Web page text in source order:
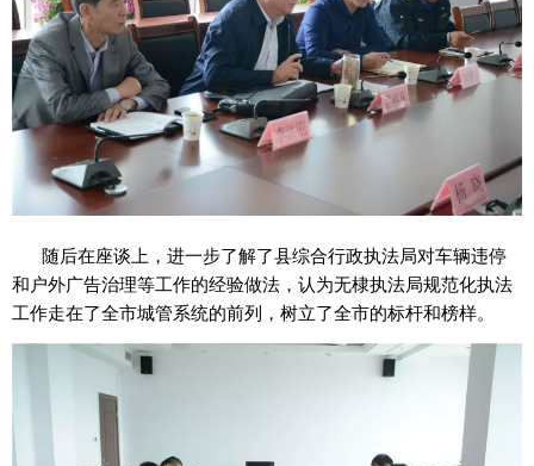
随后在座谈上，进一步了解了县综合行政执法局对车辆违停
和户外广告治理等工作的经验做法，认为无棣执法局规范化执法
工作走在了全市城管系统的前列，树立了全市的标杆和榜样。